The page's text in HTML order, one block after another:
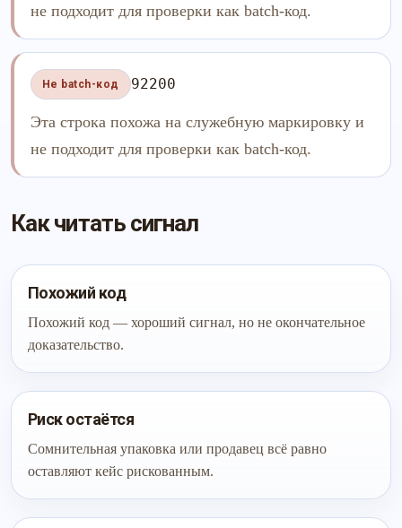
не подходит для проверки как batch-код.
Не batch-код 92200
Эта строка похожа на служебную маркировку и
не подходит для проверки как batch-код.
Как читать сигнал
Похожий код
Похожий код — хороший сигнал, но не окончательное
доказательство.
Риск остаётся
Сомнительная упаковка или продавец всё равно
оставляют кейс рискованным.